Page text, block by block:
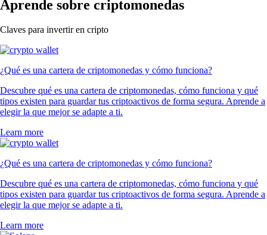
Aprende sobre criptomonedas
Claves para invertir en cripto
¿Qué es una cartera de criptomonedas y cómo funciona?
Descubre qué es una cartera de criptomonedas, cómo funciona y qué
tipos existen para guardar tus criptoactivos de forma segura. Aprende a
elegir la que mejor se adapte a ti.
Learn more
¿Qué es una cartera de criptomonedas y cómo funciona?
Descubre qué es una cartera de criptomonedas, cómo funciona y qué
tipos existen para guardar tus criptoactivos de forma segura. Aprende a
elegir la que mejor se adapte a ti.
Learn more